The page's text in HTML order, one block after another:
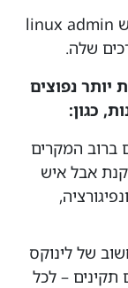
התפקיד עצמו ותחומי האחריות של איש linux admin
שלה.
יותר נפוצים
כגון:
ברוב המקרים
אבל איש
של לינוקס
תקינים – לכל